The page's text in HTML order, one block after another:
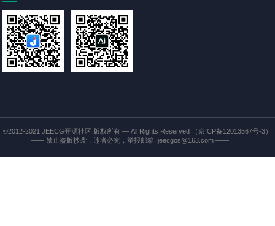
©2012-2021 JEECG开源社区 版权所有 — All Rights Reserved
（京ICP备12013567号-3）
—— 禁止盗版抄袭，违者必究，举报邮箱: jeecgos@163.com ——